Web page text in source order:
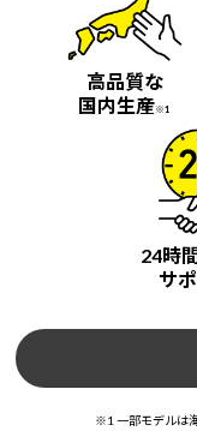
高品質な
国内生産※1
24時
サ
※1 一部モデルは